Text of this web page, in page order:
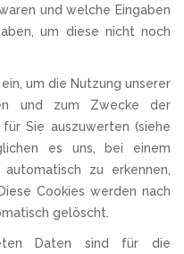
und welche Eingaben
um diese nicht noch
um die Nutzung unserer
und zum Zwecke der
Sie auszuwerten (siehe
es uns, bei einem
zu erkennen,
Cookies werden nach
gelöscht.
Daten sind für die